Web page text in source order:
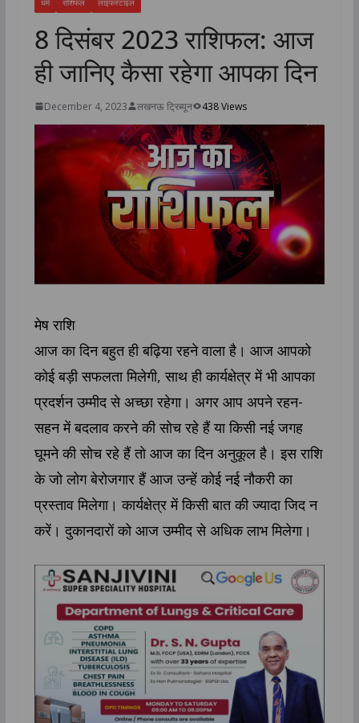
8 दिसंबर 2023 राशिफल: आज
ही जानिए कैसा रहेगा आपका दिन
December 4, 2023 लखनऊ ट्रिब्यून 438 Views
मेष राशि
आज का दिन बहुत ही बढ़िया रहने वाला है। आज आपको
कोई बड़ी सफलता मिलेगी, साथ ही कार्यक्षेत्र में भी आपका
प्रदर्शन उम्मीद से अच्छा रहेगा। अगर आप अपने रहन-
सहन में बदलाव करने की सोच रहे हैं या किसी नई जगह
घूमने की सोच रहे हैं तो आज का दिन अनुकूल है। इस राशि
के जो लोग बेरोजगार हैं आज उन्हें कोई नई नौकरी का
प्रस्ताव मिलेगा। कार्यक्षेत्र में किसी बात की ज्यादा जिद न
करें। दुकानदारों को आज उम्मीद से अधिक लाभ मिलेगा।